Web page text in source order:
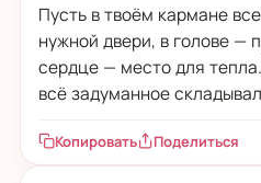
Пусть в твоём кармане
нужной двери, в голове —
сердце — место для
всё задуманное
Копировать Поделиться